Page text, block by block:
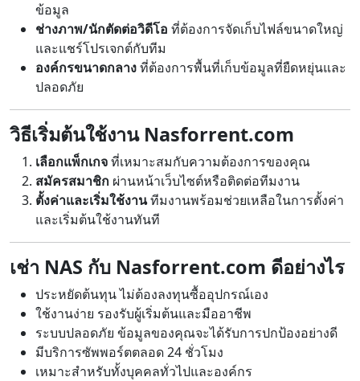
ข้อมูล
ช่างภาพ/นักตัดต่อวิดีโอ ที่ต้องการจัดเก็บไฟล์ขนาดใหญ่
และแชร์โปรเจกต์กับทีม
องค์กรขนาดกลางที่ต้องการพื้นที่เก็บข้อมูลที่ยืดหยุ่นและ
ปลอดภัย
วิธีเริ่มต้นใช้งาน Nasforrent.com
เลือกแพ็กเกจที่เหมาะสมกับความต้องการของคุณ
สมัครสมาชิก ผ่านหน้าเว็บไซต์หรือติดต่อทีมงาน
ตั้งค่าและเริ่มใช้งานทีมงานพร้อมช่วยเหลือในการตั้งค่า
และเริ่มต้นใช้งานทันที
เช่า NAS กับ Nasforrent.com ดีอย่างไร
ประหยัดต้นทุน ไม่ต้องลงทุนซื้ออุปกรณ์เอง
ใช้งานง่าย รองรับผู้เริ่มต้นและมืออาชีพ
ระบบปลอดภัย ข้อมูลของคุณจะได้รับการปกป้องอย่างดี
มีบริการซัพพอร์ตตลอด 24 ชั่วโมง
เหมาะสำหรับทั้งบุคคลทั่วไปและองค์กร